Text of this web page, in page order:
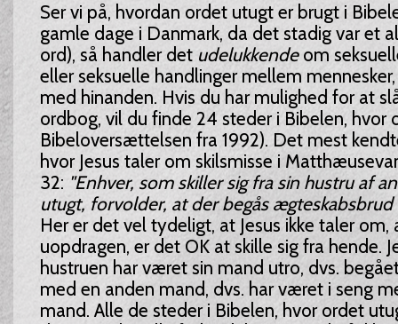
Ser vi på, hvordan ordet utugt er brugt i
gamle dage i Danmark, da det stadig var et
ord), så handler det udelukkendeom
eller seksuelle handlinger mellem
med hinanden. Hvis du har mulighed for at
ordbog, vil du finde 24 steder i Bibelen, hvor
Bibeloversættelsen fra 1992). Det mest
hvor Jesus taler om skilsmisse i
32: "Enhver, som skiller sig fra sin hustru af
utugt, forvolder, at der begås ægteskabsbrud
Her er det vel tydeligt, at Jesus ikke taler om,
uopdragen, er det OK at skille sig fra hende.
hustruen har været sin mand utro, dvs.
med en anden mand, dvs. har været i seng
mand. Alle de steder i Bibelen, hvor ordet